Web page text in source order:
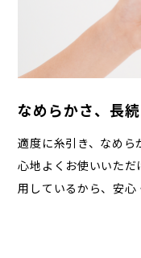
なめらかさ、長続
適度に糸引き、なめら
心地よくお使いいた
用しているから、安心